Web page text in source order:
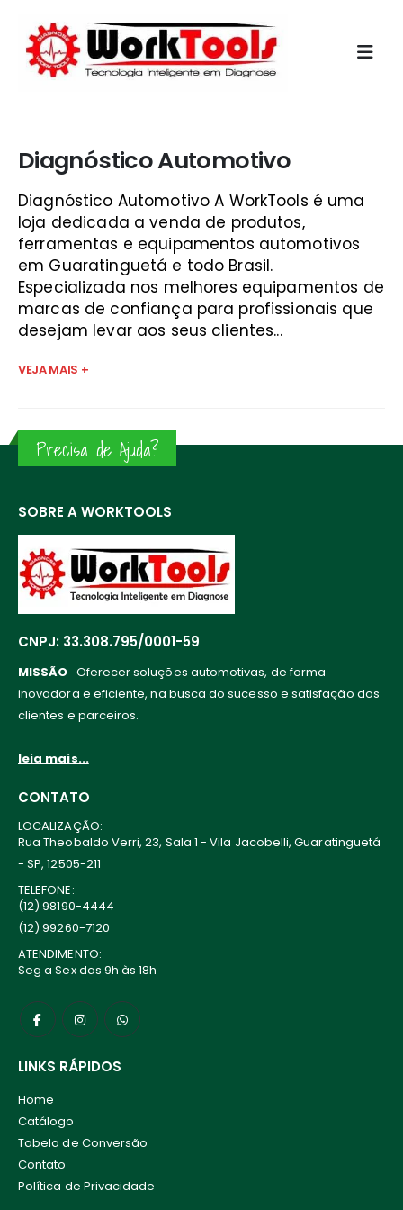
Diagnóstico Automotivo
Diagnóstico Automotivo A WorkTools é uma
loja dedicada a venda de produtos,
ferramentas e equipamentos automotivos
em Guaratinguetá e todo Brasil.
Especializada nos melhores equipamentos de
marcas de confiança para profissionais que
desejam levar aos seus clientes...
VEJA MAIS +
Precisa de Ajuda?
SOBRE A WORKTOOLS
CNPJ: 33.308.795/0001-59
MISSÃO Oferecer soluções automotivas, de forma
inovadora e eficiente, na busca do sucesso e satisfação dos
clientes e parceiros.
leia mais...
CONTATO
LOCALIZAÇÃO:
Rua Theobaldo Verri, 23, Sala 1 - Vila Jacobelli, Guaratinguetá
- SP, 12505-211
TELEFONE:
(12) 98190-4444
(12) 99260-7120
ATENDIMENTO:
Seg a Sex das 9h às 18h
LINKS RÁPIDOS
Home
Catálogo
Tabela de Conversão
Contato
Política de Privacidade